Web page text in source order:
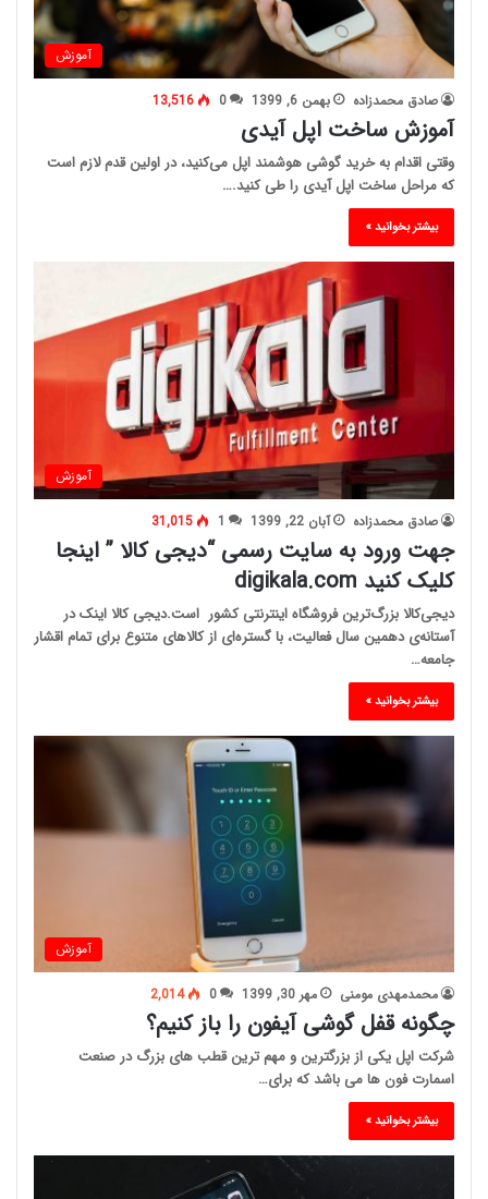
آموزش
صادق محمدزاده بهمن 6, 1399 0
13,516
آموزش ساخت اپل آیدی
وقتی اقدام به خرید گوشی هوشمند اپل می‌کنید، در اولین قدم لازم است
که مراحل ساخت اپل آیدی را طی کنید.…
بیشتر بخوانید »
آموزش
صادق محمدزاده آبان 22, 1399 1
31,015
جهت ورود به سایت رسمی “دیجی کالا ” اینجا
کلیک کنید digikala.com
دیجی‌کالا بزرگ‌ترین فروشگاه اینترنتی کشور است.دیجی کالا اینک در
آستانه‌ی دهمین سال فعالیت، با گستره‌ای از کالاهای متنوع برای تمام اقشار
جامعه…
بیشتر بخوانید »
آموزش
محمدمهدی مومنی مهر 30, 1399 0
2,014
چگونه قفل گوشی آیفون را باز کنیم؟
شرکت اپل یکی از بزرگترین و مهم ترین قطب های بزرگ در صنعت
اسمارت فون ها می باشد که برای…
بیشتر بخوانید »